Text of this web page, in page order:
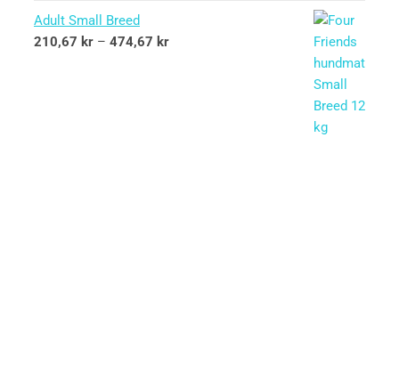
Adult Small Breed
210,67 kr – 474,67 kr